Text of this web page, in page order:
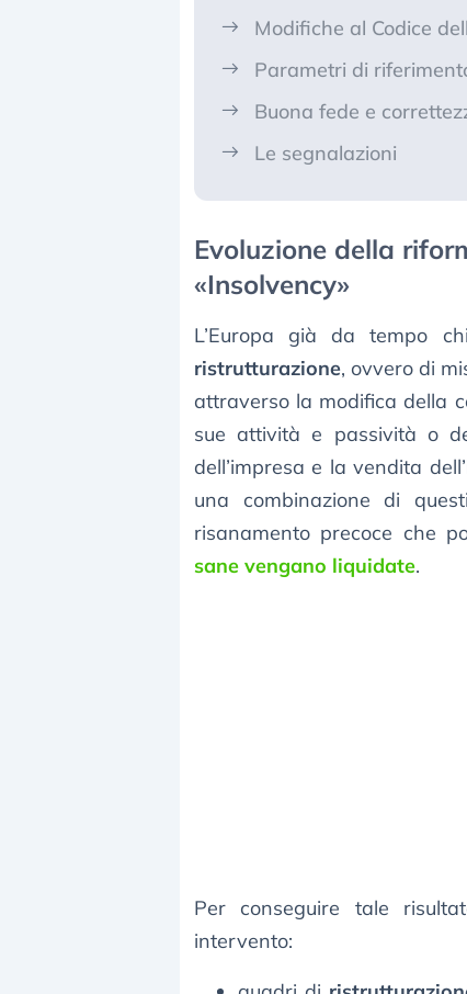
Modifiche al Codice
Parametri di
Buona fede e
Le segnalazioni
Evoluzione della
«Insolvency»
L’Europa già da tempo
ristrutturazione, ovvero di
attraverso la modifica della
sue attività e passività o
dell’impresa e la vendita
una combinazione di
risanamento precoce che
sane vengano liquidate.
Per conseguire tale
intervento: